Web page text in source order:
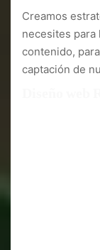
Creamos
necesites para
contenido,
captación de